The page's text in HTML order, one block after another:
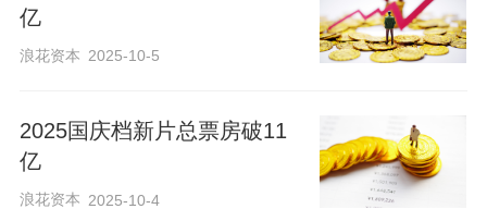
亿
浪花资本 2025-10-5
2025国庆档新片总票房破11
亿
浪花资本 2025-10-4